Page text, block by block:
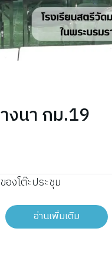
งนา กม.19
องโต๊ะประชุม
อ่านเพิ่มเติม